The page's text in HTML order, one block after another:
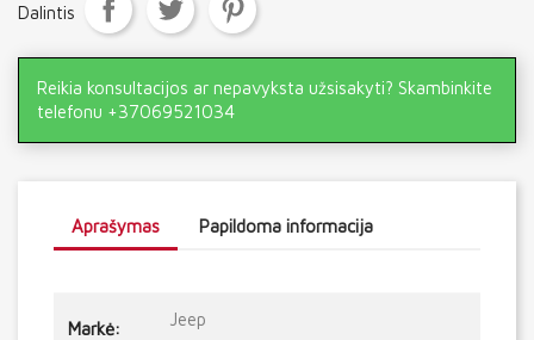
Dalintis
Reikia konsultacijos ar nepavyksta užsisakyti? Skambinkite
telefonu +37069521034
Aprašymas Papildoma informacija
Markė: Jeep